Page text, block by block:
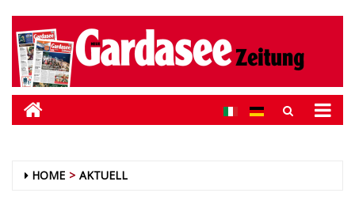
HOME AKTUELL